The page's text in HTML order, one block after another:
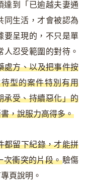
到「已逾越夫妻通
同生活，才會被認為
要呈現的，不只是單
忍受範圍的對待。
處方、以及把事件按
型的案件特別有用
受、持續惡化」的
，說服力高得多。
都留下紀錄，才能拼
次衝突的片段。驗傷
頁說明。